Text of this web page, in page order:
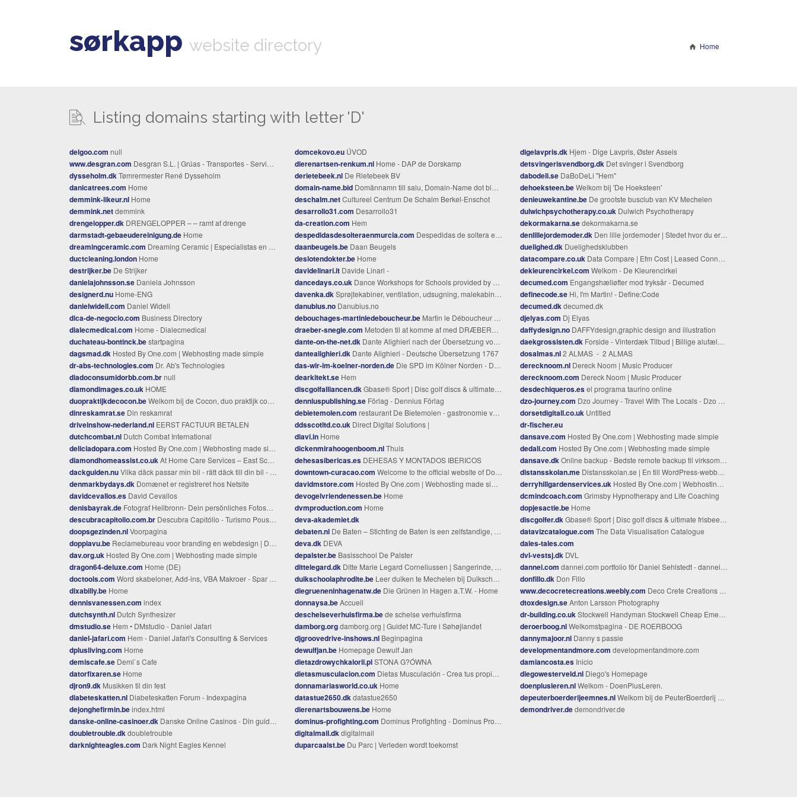
sørkapp website directory Home
Listing domains starting with letter 'D'
delgoo.com null
www.desgran.com Desgran S.L. | Grúas - Transportes - Servicios
dysseholm.dk Tømrermester René Dysseholm
danicatrees.com Home
demmink-likeur.nl Home
demmink.netdemmink
drengelopper.dk DRENGELOPPER – – ramt af drenge
darmstadt-gebaeudereinigung.de Home
dreamingceramic.com Dreaming Ceramic | Especialistas en Cerámica y Baños
ductcleaning.london Home
destrijker.be De Strijker
danielajohnsson.se Daniela Johnsson
designerd.nu Home-ENG
danielwidell.com Daniel Widell
dica-de-negocio.com Business Directory
dialecmedical.com Home - Dialecmedical
duchateau-bontinck.bestartpagina
dagsmad.dk Hosted By One.com | Webhosting made simple
dr-abs-technologies.com Dr. Ab's Technologies
diadoconsumidorbb.com.brnull
diamondimages.co.uk HOME
duopraktijkdecocon.beWelkom bij de Cocon, duo praktijk coaching & psychotherapie
dinreskamrat.se Din reskamrat
driveinshow-nederland.nl EERST FACTUUR BETALEN
dutchcombat.nl Dutch Combat International
deliciadopara.com Hosted By One.com | Webhosting made simple
diamondhomeassist.co.uk At Home Care Services – East Scotland | Diamond Home Assist
dackguiden.nuVilka däck passar min bil - rätt däck till din bil - Däckguiden.nu
denmarkbydays.dk Domænet er registreret hos Netsite
davidcevallos.es David Cevallos
denisbayrak.de Fotograf Heilbronn- Dein persönliches Fotoshooting - Denis Bayrak
descubracapitolio.com.br Descubra Capitólio - Turismo Pousadas Hotéis Imóveis em Escarpas do Lago e Capitólio
doopsgezinden.nlVoorpagina
doppiavu.be Reclamebureau voor branding en webdesign | Doppia Vu
dav.org.uk Hosted By One.com | Webhosting made simple
dragon64-deluxe.com Home (DE)
doctools.com Word skabeloner, Add-ins, VBA Makroer - Spar tid, øg kvaliteten
dixabilly.be Home
dennisvanessen.com index
dutchsynth.nl Dutch Synthesizer
dmstudio.se Hem • DMstudio - Daniel Jafari
daniel-jafari.com Hem - Daniel Jafari's Consulting & Services
dplusliving.com Home
demiscafe.se Demi`s Cafe
datorfixaren.se Home
djron9.dk Musikken til din fest
diabeteskatten.nl Diabeteskatten Forum - Indexpagina
dejonghefirmin.beindex.html
danske-online-casinoer.dk Danske Online Casinos - Din guide til de bedste Danske Online Casinos
doubletrouble.dk doubletrouble
darknighteagles.com Dark Night Eagles Kennel
domcekovo.eu ÚVOD
dierenartsen-renkum.nl Home - DAP de Dorskamp
derietebeek.nl De Rietebeek BV
domain-name.bid Domännamn till salu, Domain-Name dot bid = Domain-Name.bid Jag är Charlie
deschalm.netCultureel Centrum De Schalm Berkel-Enschot
desarrollo31.com Desarrollo31
da-creation.com Hem
despedidasdesolteraenmurcia.com Despedidas de soltera en murcia - Luz de Luna Despedidas
daanbeugels.be Daan Beugels
deslotendokter.be Home
davidelinari.it Davide Linari -
dancedays.co.uk Dance Workshops for Schools provided by Dance Days
davenka.dk Sprøjtekabiner, ventilation, udsugning, malekabiner, maleranlæg, lakeringsanlæg, sandblæsningsanlæg, tørrekabiner, maleanlæg
danubius.no Danubius.no
debouchages-martinledeboucheur.be Martin le Déboucheur | Entreprise de plomberie & débouchages
draeber-snegle.com Metoden til at komme af med DRÆBERSNEGLE!
dante-on-the-net.dk Dante Alighieri nach der Übersetzung von Karl Streckfuß
dantealighieri.dk Dante Alighieri - Deutsche Übersetzung 1767
das-wir-im-koelner-norden.de Die SPD im Kölner Norden - Das WIR im Kölner Norden
dearkitekt.se Hem
discgolfalliancen.dk Gbase® Sport | Disc golf discs & ultimate frisbees online
denniuspublishing.se Förlag - Dennius Förlag
debietemolen.com restaurant De Bietemolen - gastronomie voor u
ddsscotltd.co.uk Direct Digital Solutions |
diavi.in Home
dickenmirahoogenboom.nlThuis
dehesasibericas.es DEHESAS Y MONTADOS IBERICOS
downtown-curacao.com Welcome to the official website of Downtown-Curacao - Downtown Curacao
davidmstore.com Hosted By One.com | Webhosting made simple
devogelvriendenessen.be Home
dvmproduction.com Home
deva-akademiet.dk
debaten.nl De Baten – Stichting de Baten is een zelfstandige, ongesubsidieerde, welzijnsinstelling in Nieuwegein
deva.dk DEVA
depalster.be Basisschool De Palster
dittelegard.dk Ditte Marie Legard Corneliussen | Sangerinde, Musicalartist, Sangpædagog.
duikschoolaphrodite.be Leer duiken te Mechelen bij Duikschool Aphrodite
diegrueneninhagenatw.de Die Grünen in Hagen a.T.W. - Home
donnaysa.beAccueil
deschelseverhuisfirma.bede schelse verhuisfirma
damborg.orgdamborg.org | Guidet MC-Ture i Søhøjlandet
djgroovedrive-inshows.nl Beginpagina
dewulfjan.be Homepage Dewulf Jan
dietazdrowychkalorii.plSTONA G?ÓWNA
dietasmusculacion.com Dietas Musculación - Crea tus propias dietas
donnamariasworld.co.uk Home
datastue2650.dk datastue2650
dierenartsbouwens.be Home
dominus-profighting.com Dominus Profighting - Dominus Profighting
digitalmail.dk digitalmail
duparcaalst.be Du Parc | Verleden wordt toekomst
digelavpris.dk Hjem - Dige Lavpris, Øster Assels
detsvingerisvendborg.dk Det svinger i Svendborg
dabodeli.se DaBoDeLi "Hem"
dehoeksteen.beWelkom bij 'De Hoeksteen'
denieuwekantine.be De grootste busclub van KV Mechelen
dulwichpsychotherapy.co.uk Dulwich Psychotherapy
dekormakarna.sedekormakarna.se
denlillejordemoder.dk Den lille jordemoder | Stedet hvor du er i fokus
duelighed.dk Duelighedsklubben
datacompare.co.uk Data Compare | Efm Cost | Leased Connection Quote
dekleurencirkel.com Welkom - De Kleurencirkel
decumed.com Engangshælløfter mod tryksår - Decumed
definecode.se Hi, I'm Martin! - Define:Code
decumed.dk decumed.dk
djelyas.com Dj Elyas
daffydesign.no DAFFYdesign,graphic design and illustration
daekgrossisten.dk Forside - Vinterdæk Tilbud | Billige alufælge og stålfælge hos Fælgbutikken.dk
dosalmas.nl2 ALMAS - 2 ALMAS
derecknoom.nl Dereck Noom | Music Producer
derecknoom.com Dereck Noom | Music Producer
desdechiqueros.esel programa taurino online
dzo-journey.com Dzo Journey - Travel With The Locals - Dzo Journey
dorsetdigitall.co.uk Untitled
dr-fischer.eu
dansave.com Hosted By One.com | Webhosting made simple
dedali.com Hosted By One.com | Webhosting made simple
dansave.dk Online backup - Bedste remote backup til virksomheder
distansskolan.me Distansskolan.se | En till WordPress-webbplats
derryhillgardenservices.uk Hosted By One.com | Webhosting made simple
dcmindcoach.com Grimsby Hypnotherapy and Life Coaching
dopjesactie.be Home
discgolfer.dk Gbase® Sport | Disc golf discs & ultimate frisbees online
datavizcatalogue.com The Data Visualisation Catalogue
dales-tales.com
dvl-vestsj.dk DVL
dannei.com dannei.com portfolio för Daniel Sehlstedt - dannei.com portfolio of Daniel Sehlstedt
donfillo.dk Don Fillo
www.decocretecreations.weebly.com Deco Crete Creations - Decorative Concrete North Alabama
dtoxdesign.seAnton Larsson Photography
dr-building.co.uk Stockwell Handyman Stockwell Cheap Emergency Handyman Service London
deroerboog.nlWelkomstpagina - DE ROERBOOG
dannymajoor.nl Danny s passie
developmentandmore.com developmentandmore.com
damiancosta.es Inicio
diegowesterveld.nl Diego's Homepage
doenplusleren.nlWelkom - DoenPlusLeren.
depeuterboerderijeemnes.nlWelkom bij de PeuterBoerderij Eemnes
demondriver.dedemondriver.de